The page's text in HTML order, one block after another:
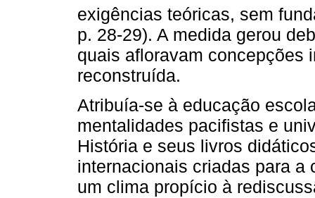
exigências teóricas, sem
p. 28-29). A medida gerou
quais afloravam concepções
reconstruída.
Atribuía-se à educação
mentalidades pacifistas e
História e seus livros
internacionais criadas para a
um clima propício à